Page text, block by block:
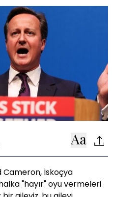
Cameron, İskoçya
"hayır" oyu vermeleri